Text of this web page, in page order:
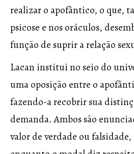
realizar o apofântico, o que,
psicose e nos oráculos,
função de suprir a relação
Lacan institui no seio do
uma oposição entre o
fazendo-a recobrir sua
demanda. Ambos são
valor de verdade ou